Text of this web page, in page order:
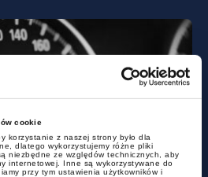
cookie
korzystanie z naszej strony było dla
dlatego wykorzystujemy różne pliki
niezbędne ze względów technicznych, aby
internetowej. Inne są wykorzystywane do
przy tym ustawienia użytkowników i